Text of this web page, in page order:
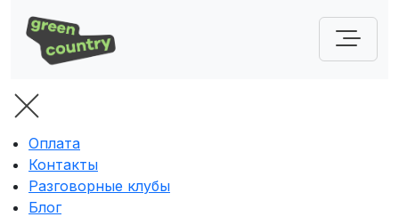
Оплата
Контакты
Разговорные клубы
Блог